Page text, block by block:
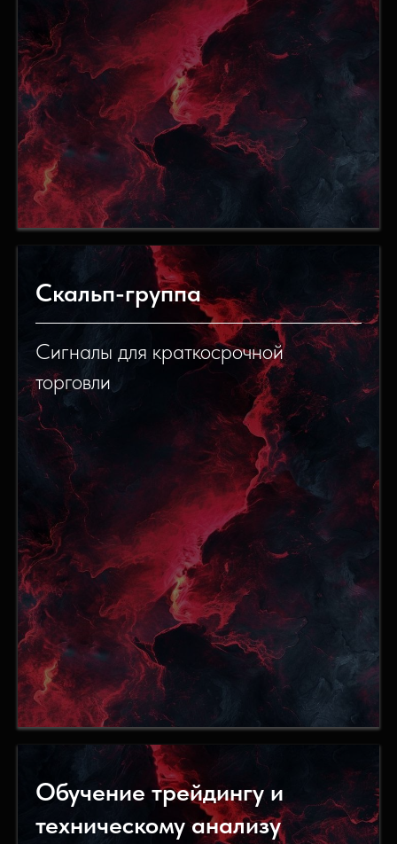
Скальп-группа
Сигналы для краткосрочной
торговли
Обучение трейдингу и
техническому анализу